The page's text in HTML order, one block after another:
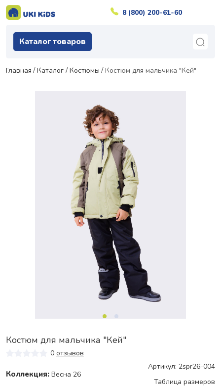
8 (800) 200-61-60
Каталог товаров
Главная Каталог Костюмы Костюм для мальчика "Кей"
Костюм для мальчика "Кей"
0 отзывов
Коллекция: Весна 26
Артикул: 2spr26-004
Таблица размеров